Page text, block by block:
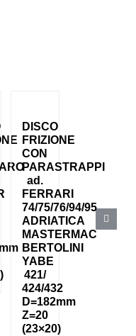
DISCO
FRIZIONE
CON
PARASTRAPPI
ad.
FERRARI
74/75/76/94/95
ADRIATICA
MASTERMAC
BERTOLINI
YABE
421/
424/432
D=182mm
Z=20
(23×20)